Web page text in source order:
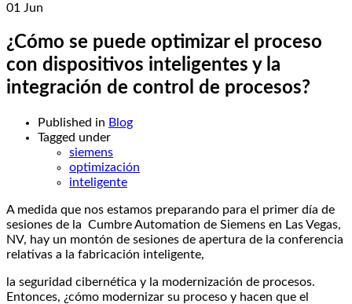
01 Jun
¿Cómo se puede optimizar el proceso
con dispositivos inteligentes y la
integración de control de procesos?
Published in Blog
Tagged under
siemens
optimización
inteligente
A medida que nos estamos preparando para el primer día de
sesiones de la Cumbre Automation de Siemens en Las Vegas,
NV, hay un montón de sesiones de apertura de la conferencia
relativas a la fabricación inteligente,
la seguridad cibernética y la modernización de procesos.
Entonces, ¿cómo modernizar su proceso y hacen que el